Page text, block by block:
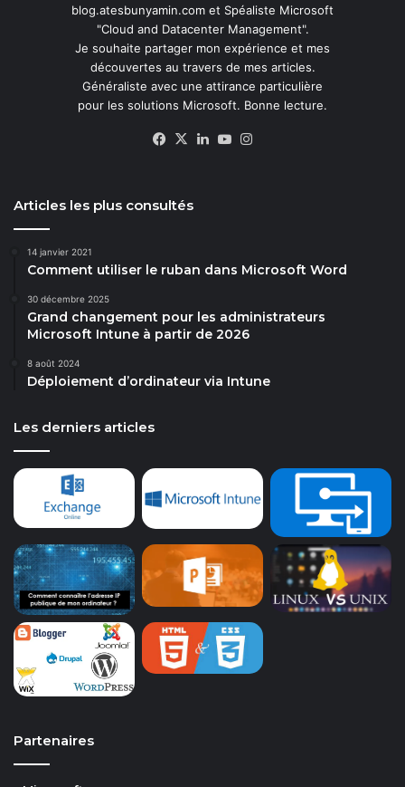
blog.atesbunyamin.com et Spéaliste Microsoft
"Cloud and Datacenter Management".
Je souhaite partager mon expérience et mes
découvertes au travers de mes articles.
Généraliste avec une attirance particulière
pour les solutions Microsoft. Bonne lecture.
Facebook
X LinkedinYouTube
Articles les plus consultés
14 janvier 2021
Comment utiliser le ruban dans Microsoft Word
30 décembre 2025
Grand changement pour les administrateurs
Microsoft Intune à partir de 2026
8 août 2024
Déploiement d’ordinateur via Intune
Les derniers articles
Partenaires